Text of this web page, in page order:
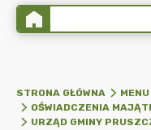
STRONA GŁÓWNA
OŚWIADCZENIA
URZĄD GMINY